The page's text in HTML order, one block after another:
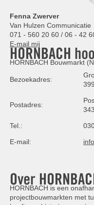
Fenna Zwerver
Van Hulzen Communicatie
071 - 560 20 60 / 06 - 42
E-mail mij
HORNBACH
HORNBACH Bouwmarkt
Bezoekadres:
Postadres:
Tel.:
E-mail:
Over
HORNBACH is een
projectbouwmarkten met